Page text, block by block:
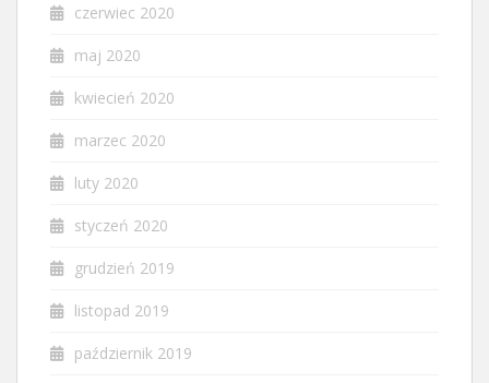
czerwiec 2020
maj 2020
kwiecień 2020
marzec 2020
luty 2020
styczeń 2020
grudzień 2019
listopad 2019
październik 2019